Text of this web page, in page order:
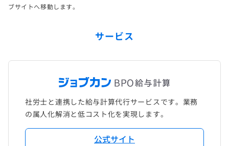
ブサイトへ移動します。
サービス
社労士と連携した給与計算代行サービスです。業務
の属人化解消と低コスト化を実現します。
公式サイト